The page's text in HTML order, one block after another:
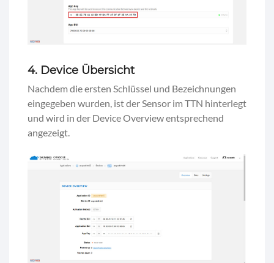
4. Device Übersicht
Nachdem die ersten Schlüssel und Bezeichnungen
eingegeben wurden, ist der Sensor im TTN hinterlegt
und wird in der Device Overview entsprechend
angezeigt.